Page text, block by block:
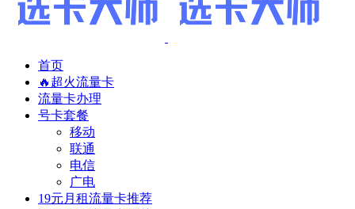
首页
🔥超火流量卡
流量卡办理
号卡套餐
移动
联通
电信
广电
19元月租流量卡推荐